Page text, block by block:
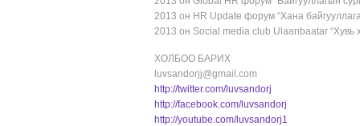
2013 он HR Update форум “Хана
2013 он Social media club Ulaanbaatar “Хувь
ХОЛБОО БАРИХ
luvsandorjj@gmail.com
http://twitter.com/luvsandorj
http://facebook.com/luvsandorj
http://youtube.com/luvsandorj1